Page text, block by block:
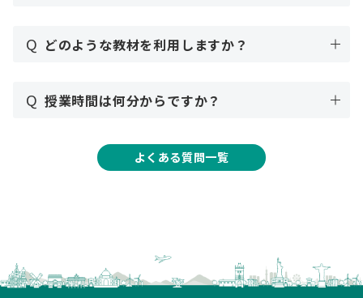
Q どのような教材を利用しますか？
Q 授業時間は何分からですか？
よくある質問一覧